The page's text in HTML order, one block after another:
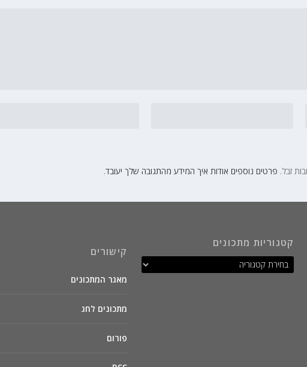
פרטים נוספים אודות איך המידע מהתגובה שלך יעובד.
קטגוריות מתכונים
קישורים
מאגר המתכונים
מתכונים לחג
פורום